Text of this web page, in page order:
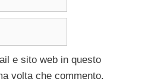
e sito web in questo
volta che commento.